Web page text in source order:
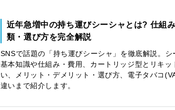
近年急増中の持ち運びシーシャとは? 仕組
類・選び方を完全解説
SNSで話題の「持ち運びシーシャ」を徹底解説。シ
基本知識や仕組み・費用、カートリッジ型とリキッ
い、メリット・デメリット・選び方、電子タバコ
違いまで紹介します。